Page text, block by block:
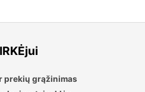
prekių grąžinimas